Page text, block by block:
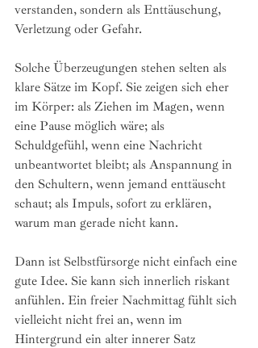
verstanden, sondern als Enttäuschung,
Verletzung oder Gefahr.
Solche Überzeugungen stehen selten als
klare Sätze im Kopf. Sie zeigen sich eher
im Körper: als Ziehen im Magen, wenn
eine Pause möglich wäre; als
Schuldgefühl, wenn eine Nachricht
unbeantwortet bleibt; als Anspannung in
den Schultern, wenn jemand enttäuscht
schaut; als Impuls, sofort zu erklären,
warum man gerade nicht kann.
Dann ist Selbstfürsorge nicht einfach eine
gute Idee. Sie kann sich innerlich riskant
anfühlen. Ein freier Nachmittag fühlt sich
vielleicht nicht frei an, wenn im
Hintergrund ein alter innerer Satz